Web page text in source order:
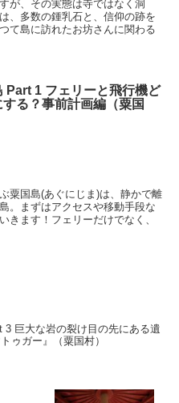
が、その実態は寺ではなく洞
、多数の鍾乳石と、信仰の跡を
て島に訪れたお坊さんに関わる
Part 1 フェリーと飛行機ど
する？事前計画編（粟国
粟国島(あぐにじま)は、静かで離
。まずはアクセスや移動手段な
きます！フェリーだけでなく、
3 巨大な岩の裂け目の先にある遺
ゥガー』（粟国村）